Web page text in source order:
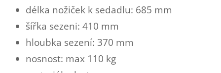
délka nožiček k sedadlu: 685 mm
šířka sezeni: 410 mm
hloubka sezení: 370 mm
nosnost: max 110 kg